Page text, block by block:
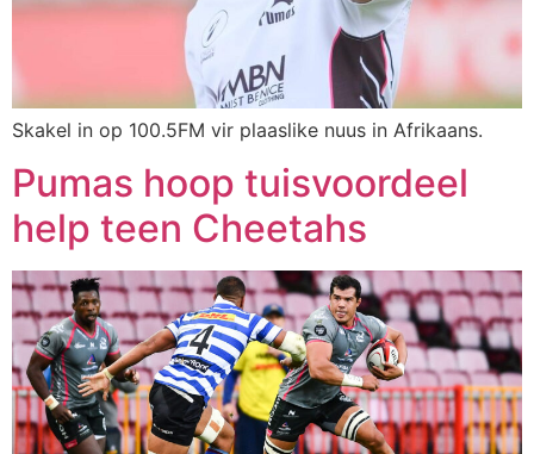
Skakel in op 100.5FM vir plaaslike nuus in Afrikaans.
Pumas hoop tuisvoordeel
help teen Cheetahs